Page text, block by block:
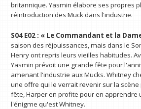
britannique. Yasmin élabore ses propres
réintroduction des Muck dans l'industrie.
S04 E02 : « Le Commandant et la
saison des réjouissances, mais dans le
Henry ont repris leurs vieilles habitudes.
Yasmin prévoit une grande fête pour
amenant l'industrie aux Mucks. Whitney
une offre qui le verrait revenir sur la scène
fête, Harper en profite pour en apprendre
l'énigme qu'est Whitney.